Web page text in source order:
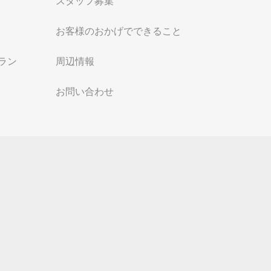
ン
お客様のおかげでできること
周辺情報
お問い合わせ